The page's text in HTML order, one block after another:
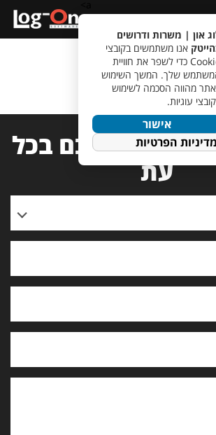
לרשותכם בכל
עת
און | משרות ודרושים
אנו משתמשים בקובצי
Cookie כדי לשפר את חוויית
שלך. המשך השימוש
מהווה הסכמה לשימוש
עוגיות.
אישור
מדיניות הפרטיות